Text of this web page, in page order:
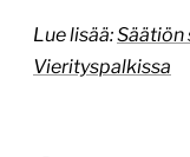
Lue lisää:Säätiön
Vierityspalkissa